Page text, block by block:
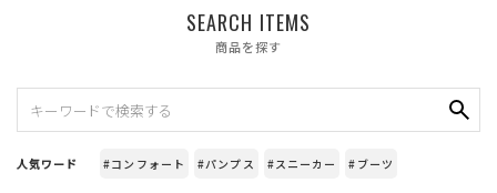
SEARCH ITEMS
商品を探す
人気ワード #コンフォート #パンプス #スニーカー #ブーツ